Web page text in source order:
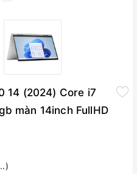
14 (2024) Core i7
màn 14inch FullHD